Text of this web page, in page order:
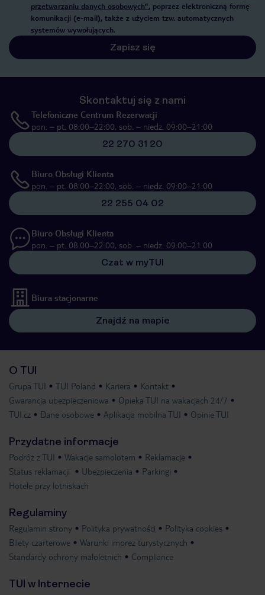
przetwarzaniu danych osobowych”, poprzez elektroniczną formę
komunikacji (e-mail), także z użyciem tzw. automatycznych
systemów wywołujących.
Zapisz się
Skontaktuj się z nami
Telefoniczne Centrum Rezerwacji
pon. – pt. 08:00–22:00, sob. – niedz. 09:00–21:00
22 270 31 20
Biuro Obsługi Klienta
pon. – pt. 08:00–22:00, sob. – niedz. 09:00–21:00
22 255 04 02
Biuro Obsługi Klienta
pon. – pt. 08:00–22:00, sob. – niedz. 09:00–21:00
Czat w myTUI
Biura stacjonarne
Znajdź na mapie
O TUI
Grupa TUI TUI Poland Kariera
Kontakt
Gwarancja ubezpieczeniowa
Opieka TUI na wakacjach 24/7
TUI.cz
Dane osobowe Aplikacja mobilna TUI Opinie TUI
Przydatne informacje
Podróż z TUI Wakacje samolotem
Reklamacje
Status reklamacji
Ubezpieczenia
Parkingi
Hotele przy lotniskach
Regulaminy
Regulamin strony Polityka prywatności
Polityka cookies
Bilety czarterowe
Warunki imprez turystycznych
Standardy ochrony małoletnich
Compliance
TUI w Internecie